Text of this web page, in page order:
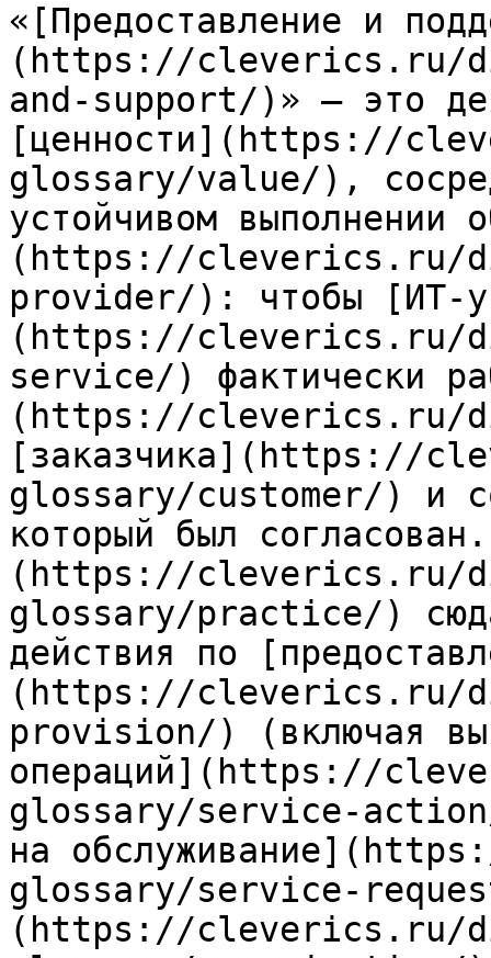
«[Предоставление и
(https://cleverics.ru/
and-support/)» — это
[ценности](https://
glossary/value/),
устойчивом выполнении
(https://cleverics.ru/
provider/): чтобы [ИТ-
(https://cleverics.ru/
service/) фактически
(https://cleverics.ru/
[заказчика](https://
glossary/customer/) и
который был
(https://cleverics.ru/
glossary/practice/) сюда
действия по
(https://cleverics.ru/
provision/) (включая
операций](https://
glossary/service-
на
glossary/service-
(https://cleverics.ru/